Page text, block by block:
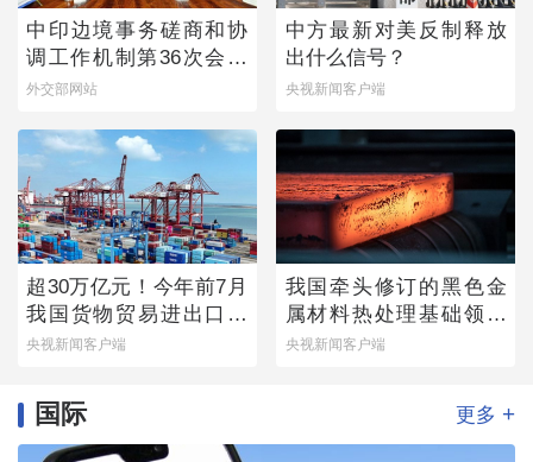
中印边境事务磋商和协
调工作机制第36次会议
举行
外交部网站
中方最新对美反制释放
出什么信号？
央视新闻客户端
超30万亿元！今年前7月
我国货物贸易进出口延
续增长态势
央视新闻客户端
我国牵头修订的黑色金
属材料热处理基础领域
国际标准发布
央视新闻客户端
国际 更多 +